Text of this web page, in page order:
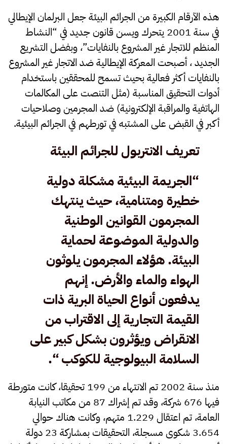
هذه الآرقام الكبيرة من الجرائم البيئة جعل البرلمان الإيطالي
في سنة 2001 يتحرك ويسن قانون جديد في “النشاط
المنظم للاتجار غير المشروع بالنفايات”، وبفضل التشريع
الجديد ، أصبحت المعركة الإيطالية ضد الاتجار غير المشروع
بالنفايات أكثر فعالية بحيث تسمح للمحققين باستخدام
أدوات التحقيق المناسبة (مثل التنصت على المكالمات
الهاتفية والمراقبة الإلكترونية) ضد المجرمين وصلاحيات
أكبر في القبض على المشتبه في تورطهم في الجرائم البيئية.
تعريف الانتربول للجرائم البيئة
“الجريمة البيئية مشكلة دولية
خطيرة ومتنامية، حيث ينتهك
المجرمون القوانين الوطنية
والدولية الموضوعة لحماية
البيئة. هؤلاء المجرمون يلوثون
الهواء والماء والأرض. إنهم
يدفعون أنواع الحياة البرية ذات
القيمة التجارية إلى الاقتراب من
الانقراض ويؤثرون بشكل كبير على
السلامة البيولوجية للكوكب “.
منذ سنة 2002 تم الانتهاء من 199 تحقيقا، كانت متورطة
فيها 676 شركة، وقد تم إشراك 87 من مكاتب النيابة
العامة، تم اعتقال 1.229 متهم، وكانت هناك حوالي
3.654 شكوى مسجلة، التحقيقات بمشاركة 23 دولة